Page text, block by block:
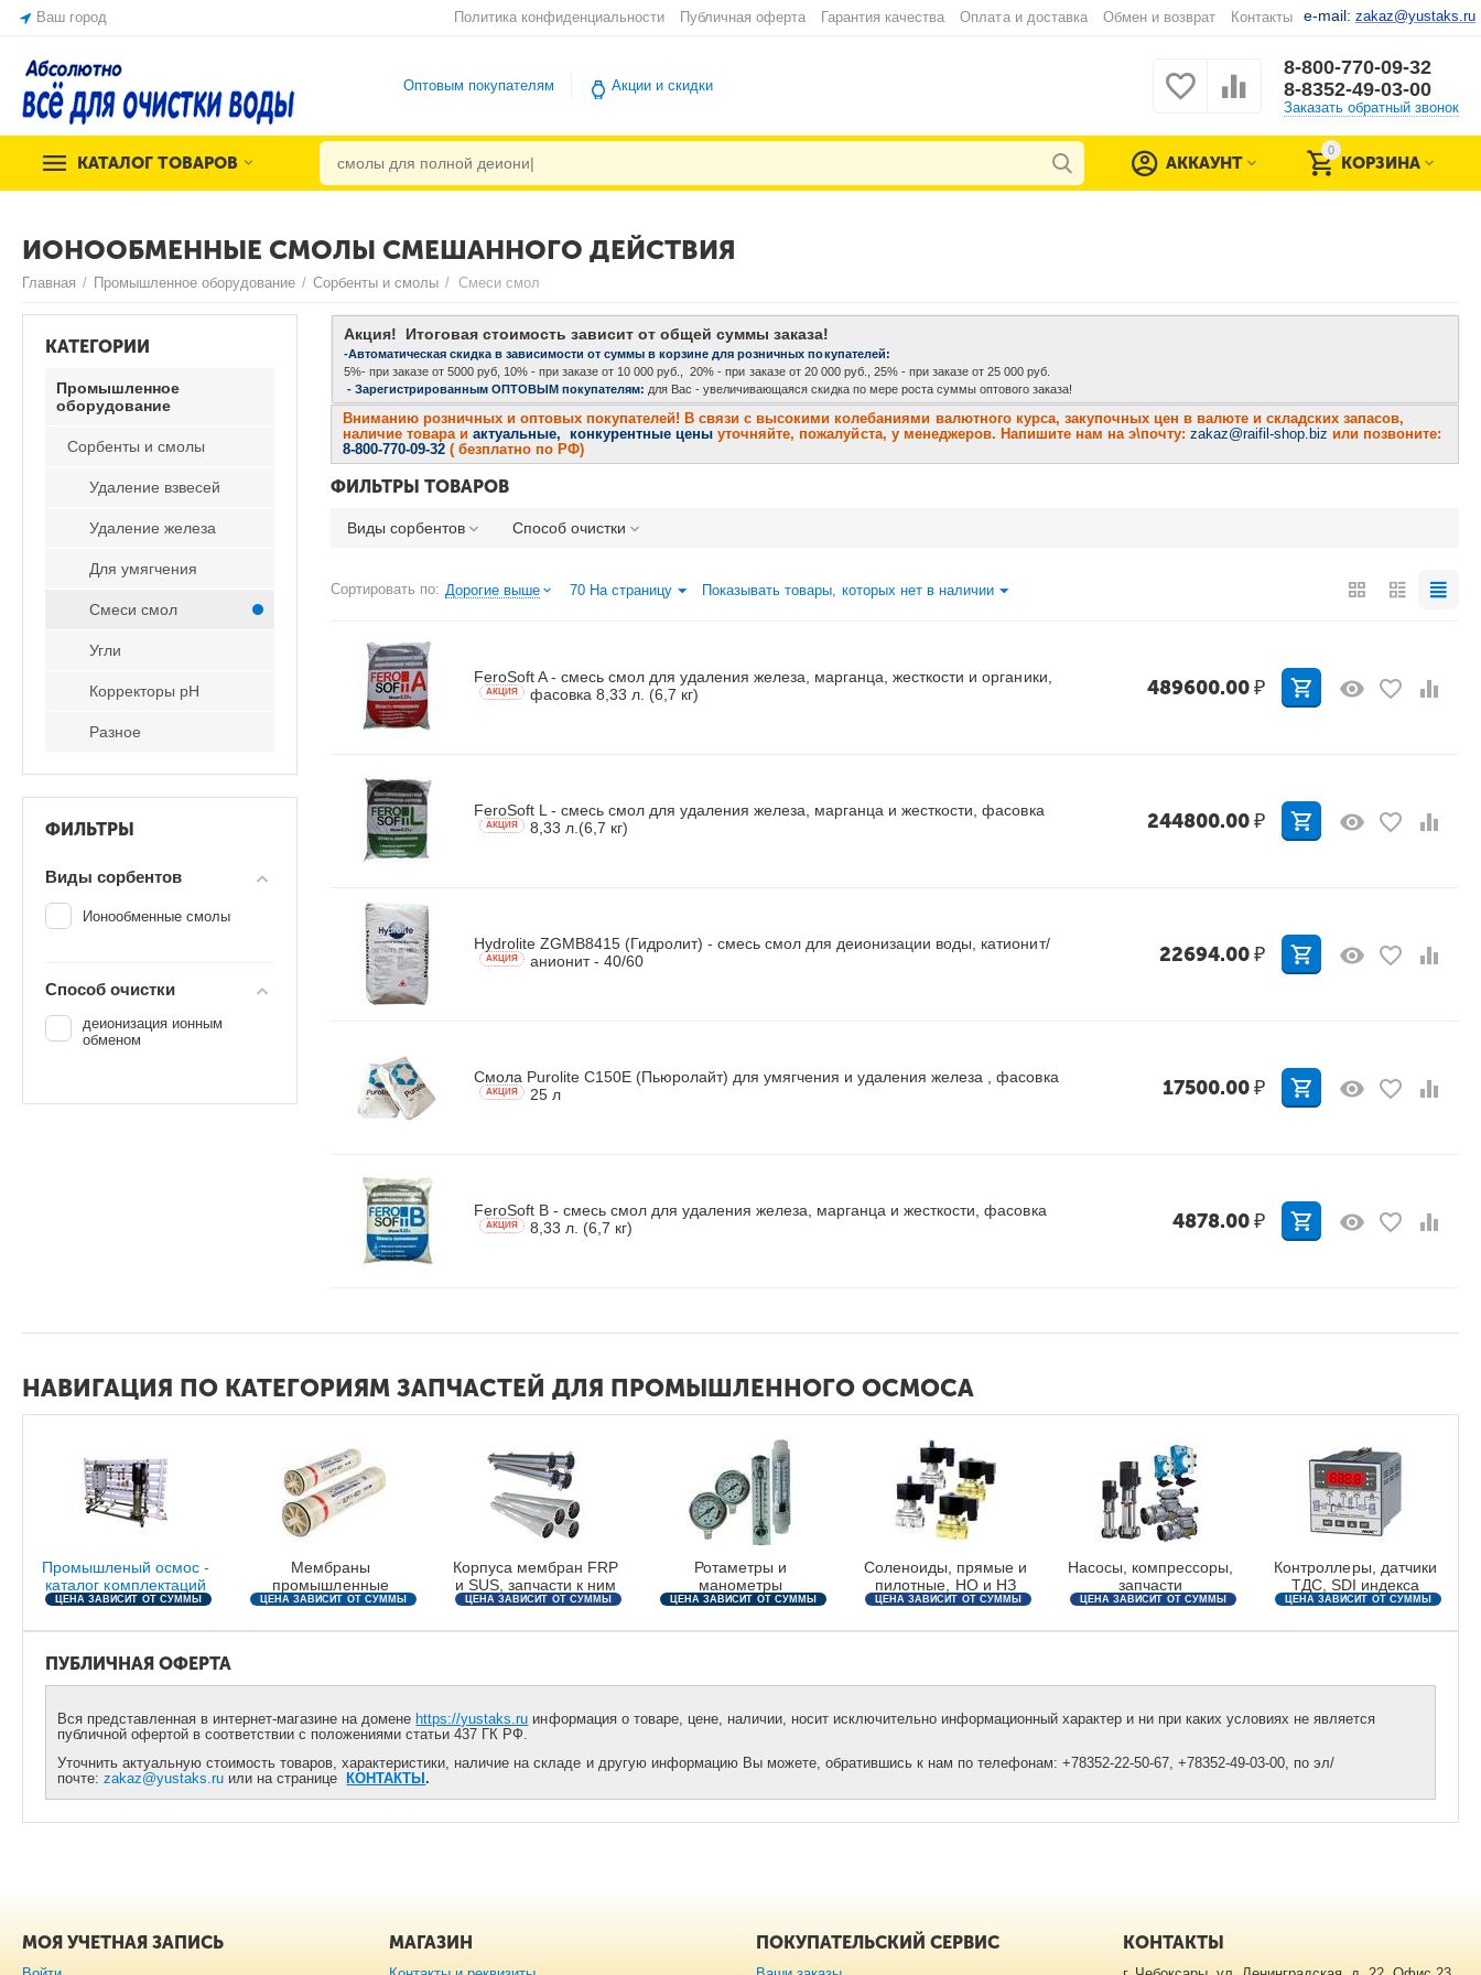
Ваш город e-mail: zakaz@yustaks.ru
Политика конфиденциальности Публичная оферта Гарантия качества Оплата и доставка Обмен и возврат Контакты
Оптовым покупателям Акции и скидки
8-800-770-09-32
8-8352-49-03-00
Заказать обратный звонок
КАТАЛОГ ТОВАРОВ
0
КОРЗИНА
АККАУНТ
ИОНООБМЕННЫЕ СМОЛЫ СМЕШАННОГО ДЕЙСТВИЯ
Главная / Промышленное оборудование / Сорбенты и смолы / Смеси смол
КАТЕГОРИИ
Промышленное
оборудование
Сорбенты и смолы
Удаление взвесей
Удаление железа
Для умягчения
Смеси смол
Угли
Корректоры рН
Разное
ФИЛЬТРЫ
Виды сорбентов
Ионообменные смолы
Способ очистки
деионизация ионным
обменом
Акция! Итоговая стоимость зависит от общей суммы заказа!
-Автоматическая скидка в зависимости от суммы в корзине для розничных покупателей:
5%- при заказе от 5000 руб, 10% - при заказе от 10 000 руб., 20% - при заказе от 20 000 руб., 25% - при заказе от 25 000 руб.
- Зарегистрированным ОПТОВЫМ покупателям: для Вас - увеличивающаяся скидка по мере роста суммы оптового заказа!
Вниманию розничных и оптовых покупателей! В связи с высокими колебаниями валютного курса, закупочных цен в валюте и складских запасов,
наличие товара и актуальные, конкурентные цены уточняйте, пожалуйста, у менеджеров. Напишите нам на э\почту: zakaz@raifil-shop.biz или позвоните:
8-800-770-09-32 ( безплатно по РФ)
ФИЛЬТРЫ ТОВАРОВ
Виды сорбентов Способ очистки
Сортировать по: Дорогие выше 70 На страницу Показывать товары, которых нет в наличии
FeroSoft A - смесь смол для удаления железа, марганца, жесткости и органики,
фасовка 8,33 л. (6,7 кг)
AКЦИЯ 489600.00₽
FeroSoft L - смесь смол для удаления железа, марганца и жесткости, фасовка
8,33 л.(6,7 кг)
AКЦИЯ 244800.00₽
Hydrolite ZGMB8415 (Гидролит) - смесь смол для деионизации воды, катионит/
анионит - 40/60
AКЦИЯ 22694.00₽
Смола Purolite С150E (Пьюролайт) для умягчения и удаления железа , фасовка
25 л
AКЦИЯ 17500.00₽
FeroSoft B - смесь смол для удаления железа, марганца и жесткости, фасовка
8,33 л. (6,7 кг)
AКЦИЯ 4878.00₽
НАВИГАЦИЯ ПО КАТЕГОРИЯМ ЗАПЧАСТЕЙ ДЛЯ ПРОМЫШЛЕННОГО ОСМОСА
Промышленый осмос -
каталог комплектаций
ЦЕНА ЗАВИСИТ ОТ СУММЫ
Мембраны
промышленные
ЦЕНА ЗАВИСИТ ОТ СУММЫ
Корпуса мембран FRP
и SUS, запчасти к ним
ЦЕНА ЗАВИСИТ ОТ СУММЫ
Ротаметры и
ЦЕНА ЗАВИСИТ ОТ СУММЫ
Соленоиды, прямые и
пилотные, НО и НЗ
ЦЕНА ЗАВИСИТ ОТ СУММЫ
Насосы, компрессоры,
запчасти
ЦЕНА ЗАВИСИТ ОТ СУММЫ
Контроллеры, датчики
ТДС, SDI индекса
ЦЕНА ЗАВИСИТ ОТ СУММЫ
ПУБЛИЧНАЯ ОФЕРТА
Вся представленная в интернет-магазине на домене https://yustaks.ru информация о товаре, цене, наличии, носит исключительно информационный характер и ни при каких условиях не является
публичной офертой в соответствии с положениями статьи 437 ГК РФ.
Уточнить актуальную стоимость товаров, характеристики, наличие на складе и другую информацию Вы можете, обратившись к нам по телефонам: +78352-22-50-67, +78352-49-03-00, по эл/
почте:zakaz@yustaks.ru или на странице КОНТАКТЫ.
МОЯ УЧЕТНАЯ ЗАПИСЬ МАГАЗИН ПОКУПАТЕЛЬСКИЙ СЕРВИС КОНТАКТЫ